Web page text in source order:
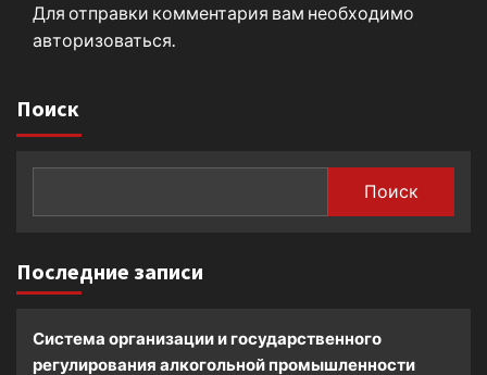
Для отправки комментария вам необходимо
авторизоваться
Поиск
Поиск
Последние записи
Система организации и государственного
регулирования алкогольной промышленности